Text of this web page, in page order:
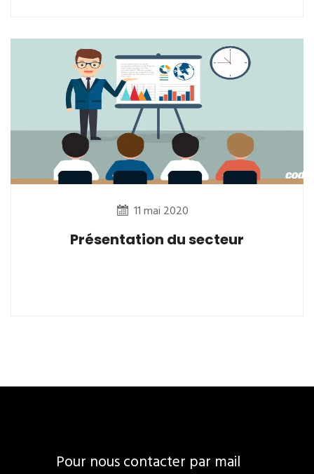
11 mai 2020
Présentation du secteur
Pour nous contacter par mail